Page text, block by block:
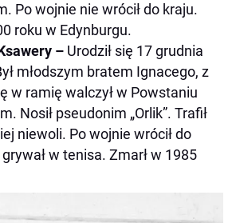
Po wojnie nie wrócił do kraju.
roku w Edynburgu.
– Urodził się 17 grudnia
młodszym bratem Ignacego, z
w ramię walczył w Powstaniu
Nosił pseudonim „Orlik”. Trafił
niewoli. Po wojnie wrócił do
w tenisa. Zmarł w 1985